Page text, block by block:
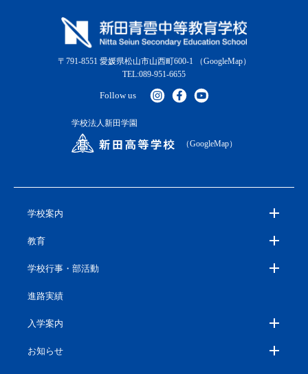
〒791-8551 愛媛県松山市山西町600-1
（GoogleMap）
TEL:089-951-6655
Follow us
学校法人新田学園
（GoogleMap）
学校案内
教育
学校行事・部活動
進路実績
入学案内
お知らせ